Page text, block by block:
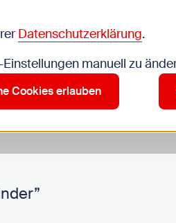
Datenschutzerklärung.
manuell zu
Cookies erlauben